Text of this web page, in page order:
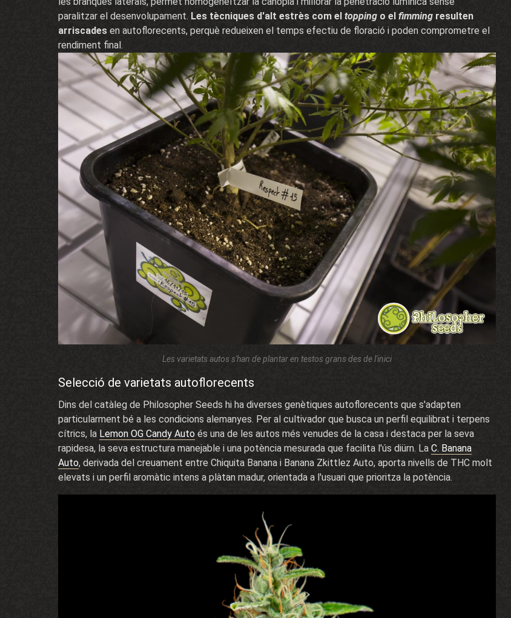
paralitzar el desenvolupament. Les tècniques d'alt estrès com el topping o el fimming resulten
arriscades en autoflorecents, perquè redueixen el temps efectiu de floració i poden comprometre el
rendiment final.
Les varietats autos s'han de plantar en testos grans des de l'inici
Selecció de varietats autoflorecents
Dins del catàleg de Philosopher Seeds hi ha diverses genètiques autoflorecents que s'adapten
particularment bé a les condicions alemanyes. Per al cultivador que busca un perfil equilibrat i terpens
cítrics, la Lemon OG Candy Auto és una de les autos més venudes de la casa i destaca per la seva
rapidesa, la seva estructura manejable i una potència mesurada que facilita l'ús diürn. La C. Banana
Auto, derivada del creuament entre Chiquita Banana i Banana Zkittlez Auto, aporta nivells de THC molt
elevats i un perfil aromàtic intens a plàtan madur, orientada a l'usuari que prioritza la potència.